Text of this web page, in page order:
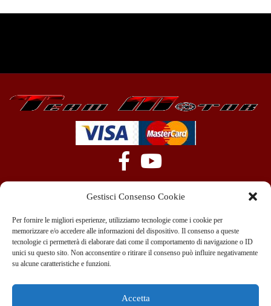
Gestisci Consenso Cookie
Per fornire le migliori esperienze, utilizziamo tecnologie come i cookie per
memorizzare e/o accedere alle informazioni del dispositivo. Il consenso a queste
tecnologie ci permetterà di elaborare dati come il comportamento di navigazione o ID
unici su questo sito. Non acconsentire o ritirare il consenso può influire negativamente
su alcune caratteristiche e funzioni.
Accetta
+39 351 970 89 33
info@teammotor.it